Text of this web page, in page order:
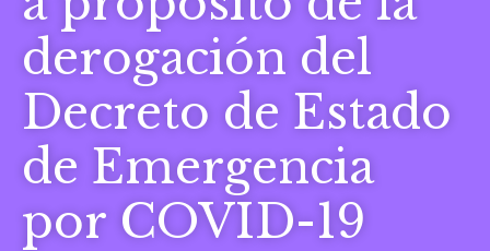
derogación del
Decreto de Estado
de Emergencia
por COVID-19